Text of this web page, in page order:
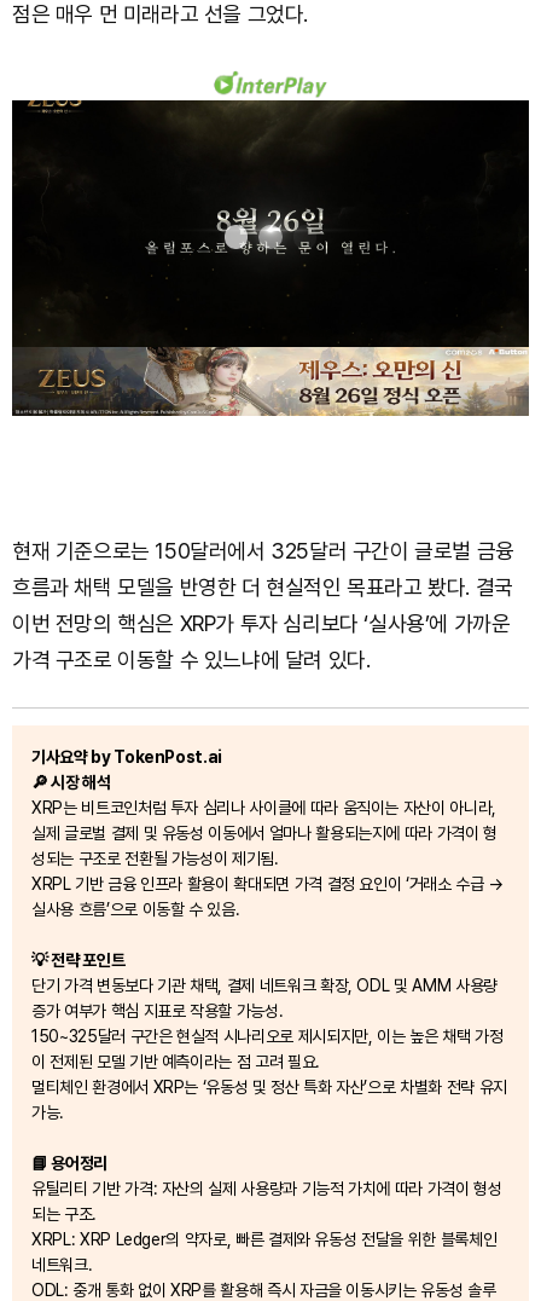
점은 매우 먼 미래라고 선을 그었다.
현재 기준으로는 150달러에서 325달러 구간이 글로벌 금융
흐름과 채택 모델을 반영한 더 현실적인 목표라고 봤다. 결국
이번 전망의 핵심은 XRP가 투자 심리보다 ‘실사용’에 가까운
가격 구조로 이동할 수 있느냐에 달려 있다.
기사요약 by TokenPost.ai
🔎 시장 해석
XRP는 비트코인처럼 투자 심리나 사이클에 따라 움직이는 자산이 아니라,
실제 글로벌 결제 및 유동성 이동에서 얼마나 활용되는지에 따라 가격이 형
성되는 구조로 전환될 가능성이 제기됨.
XRPL 기반 금융 인프라 활용이 확대되면 가격 결정 요인이 ‘거래소 수급 →
실사용 흐름’으로 이동할 수 있음.
💡 전략 포인트
단기 가격 변동보다 기관 채택, 결제 네트워크 확장, ODL 및 AMM 사용량
증가 여부가 핵심 지표로 작용할 가능성.
150~325달러 구간은 현실적 시나리오로 제시되지만, 이는 높은 채택 가정
이 전제된 모델 기반 예측이라는 점 고려 필요.
멀티체인 환경에서 XRP는 ‘유동성 및 정산 특화 자산’으로 차별화 전략 유지
가능.
📘 용어정리
유틸리티 기반 가격: 자산의 실제 사용량과 기능적 가치에 따라 가격이 형성
되는 구조.
XRPL: XRP Ledger의 약자로, 빠른 결제와 유동성 전달을 위한 블록체인
네트워크.
ODL: 중개 통화 없이 XRP를 활용해 즉시 자금을 이동시키는 유동성 솔루